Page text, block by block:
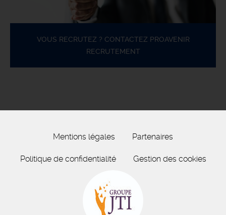
VOUS RECRUTEZ ? CONTACTEZ PROAVENIR
RECRUTEMENT
Mentions légales Partenaires
Politique de confidentialité Gestion des cookies